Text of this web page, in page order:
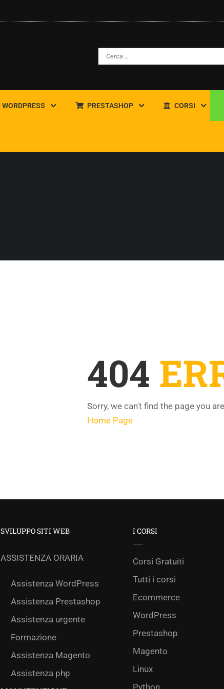
WORDPRESS PRESTASHOP CORSI
404
Sorry, we can't find the page you
Home Page
SVILUPPO SITI WEB
ASSISTENZA ORARIA
Assistenza WordPress
Assistenza Prestashop
Assistenza urgente
Formazione
Assistenza Magento
Assistenza php
I CORSI
Corsi Gratuiti
Tutti i corsi
Ecommerce
WordPress
Prestashop
Magento
Linux
Python